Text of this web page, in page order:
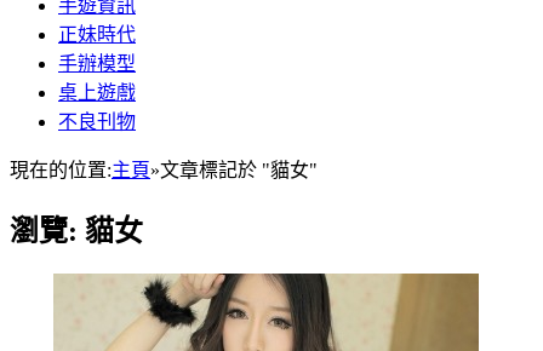
手遊資訊
正妹時代
手辦模型
桌上遊戲
不良刊物
現在的位置:主頁»文章標記於 "貓女"
瀏覽: 貓女